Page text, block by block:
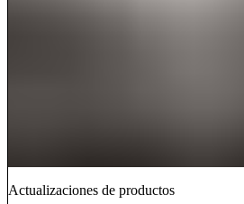
Actualizaciones de productos